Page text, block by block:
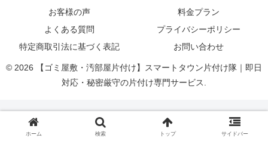
お客様の声
料金プラン
よくある質問
プライバシーポリシー
特定商取引法に基づく表記
お問い合わせ
© 2026 【ゴミ屋敷・汚部屋片付け】スマートタウン片付け隊｜即日
対応・秘密厳守の片付け専門サービス.
ホーム 検索 トップ サイドバー